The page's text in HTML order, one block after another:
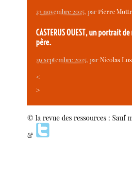
23 novembre 2025, parPierre
CASTERUS OUEST, un portrait
père.
29 septembre 2025, parNicolas
<
>
© la revue des ressources : Sauf
&